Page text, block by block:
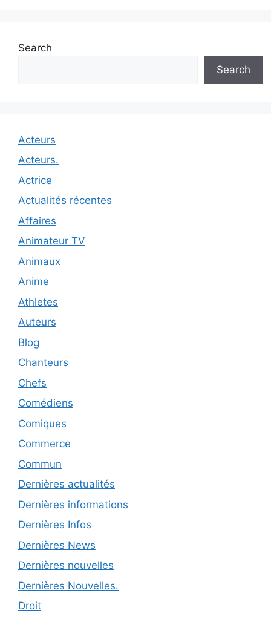
Search
Search
Acteurs
Acteurs.
Actrice
Actualités récentes
Affaires
Animateur TV
Animaux
Anime
Athletes
Auteurs
Blog
Chanteurs
Chefs
Comédiens
Comiques
Commerce
Commun
Dernières actualités
Dernières informations
Dernières Infos
Dernières News
Dernières nouvelles
Dernières Nouvelles.
Droit